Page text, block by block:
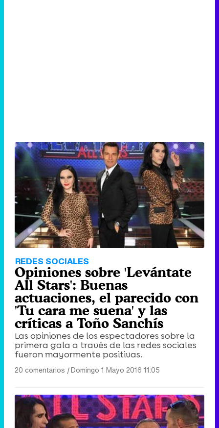
REDES SOCIALES
Opiniones sobre 'Levántate
All Stars': Buenas
actuaciones, el parecido con
'Tu cara me suena' y las
críticas a Toño Sanchís
Las opiniones de los espectadores sobre la
primera gala a través de las redes sociales
fueron mayormente positivas.
20 comentarios |Domingo 1 Mayo 2016 11:05